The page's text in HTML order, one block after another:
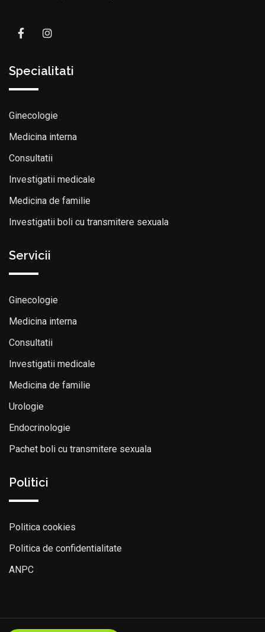
Specialitati
Ginecologie
Medicina interna
Consultatii
Investigatii medicale
Medicina de familie
Investigatii boli cu transmitere sexuala
Servicii
Ginecologie
Medicina interna
Consultatii
Investigatii medicale
Medicina de familie
Urologie
Endocrinologie
Pachet boli cu transmitere sexuala
Politici
Politica cookies
Politica de confidentialitate
ANPC